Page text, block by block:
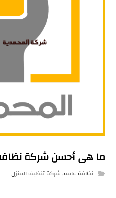
ما هى أحسن شركة
نظافة عامه, شركة تنظيف المنزل